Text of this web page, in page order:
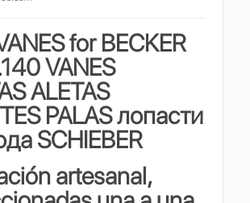
for BECKER
VANES
ALETAS
PALASлопасти
SCHIEBER
artesanal,